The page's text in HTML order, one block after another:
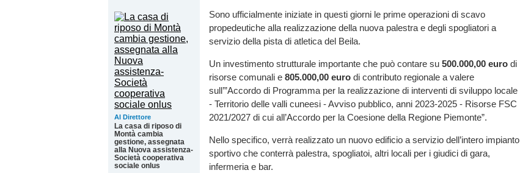
Al Direttore
La casa di riposo di
Montà cambia
gestione, assegnata
alla Nuova assistenza-
Società cooperativa
sociale onlus
Sono ufficialmente iniziate in questi giorni le prime operazioni di scavo
propedeutiche alla realizzazione della nuova palestra e degli spogliatori a
servizio della pista di atletica del Beila.
Un investimento strutturale importante che può contare su 500.000,00 euro di
risorse comunali e 805.000,00 euro di contributo regionale a valere
sull’”Accordo di Programma per la realizzazione di interventi di sviluppo locale
- Territorio delle valli cuneesi - Avviso pubblico, anni 2023-2025 - Risorse FSC
2021/2027 di cui all’Accordo per la Coesione della Regione Piemonte”.
Nello specifico, verrà realizzato un nuovo edificio a servizio dell’intero impianto
sportivo che conterrà palestra, spogliatoi, altri locali per i giudici di gara,
infermeria e bar.